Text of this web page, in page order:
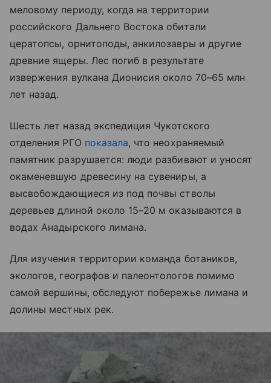
меловому периоду, когда на территории
российского Дальнего Востока обитали
цератопсы, орнитоподы, анкилозавры и другие
древние ящеры. Лес погиб в результате
извержения вулкана Дионисия около 70–65 млн
лет назад.
Шесть лет назад экспедиция Чукотского
отделения РГО показала, что неохраняемый
памятник разрушается: люди разбивают и уносят
окаменевшую древесину на сувениры, а
высвобождающиеся из под почвы стволы
деревьев длиной около 15–20 м оказываются в
водах Анадырского лимана.
Для изучения территории команда ботаников,
экологов, географов и палеонтологов помимо
самой вершины, обследуют побережье лимана и
долины местных рек.